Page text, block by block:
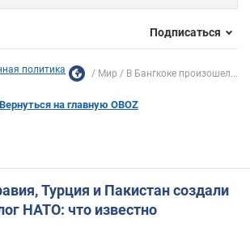
Подписаться
политика Мир В Бангкоке произошел...
Вернуться на главную OBOZ
Турция и Пакистан создали
НАТО: что известно